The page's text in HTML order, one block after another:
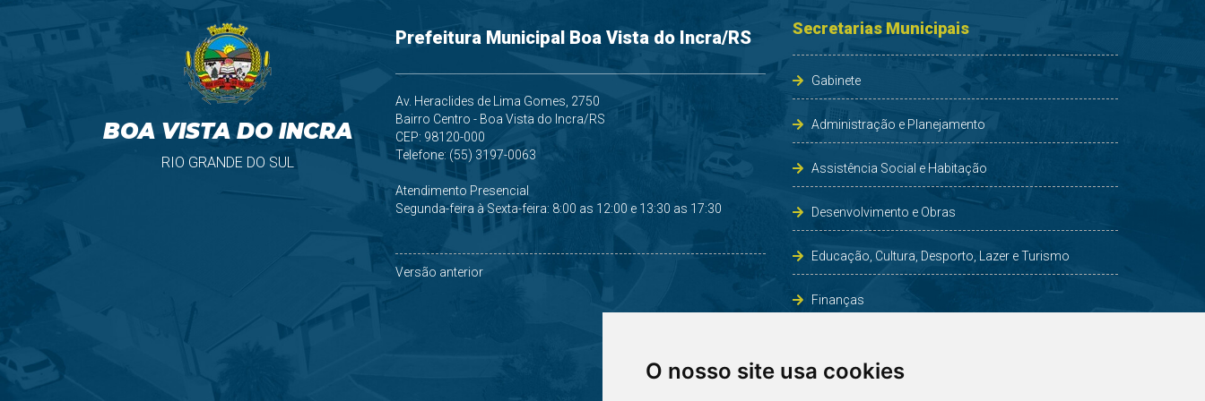
O nosso site usa cookies
BOA VISTA DO INCRA
RIO GRANDE DO SUL
Prefeitura Municipal Boa Vista do Incra/RS
Av. Heraclides de Lima Gomes, 2750
Bairro Centro - Boa Vista do Incra/RS
CEP: 98120-000
Telefone: (55) 3197-0063
Atendimento Presencial
Segunda-feira à Sexta-feira: 8:00 as 12:00 e 13:30 as 17:30
Versão anterior
Secretarias Municipais
Gabinete
Administração e Planejamento
Assistência Social e Habitação
Desenvolvimento e Obras
Educação, Cultura, Desporto, Lazer e Turismo
Finanças